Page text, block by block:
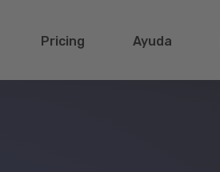
Pricing Ayuda